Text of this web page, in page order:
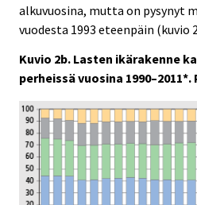
alkuvuosina, mutta on pysynyt
vuodesta 1993 eteenpäin (kuvio
Kuvio 2b. Lasten ikärakenne
perheissä vuosina